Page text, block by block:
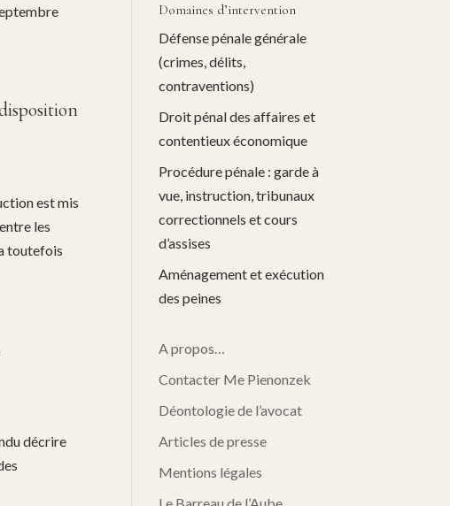
est mis
les
toutefois
décrire
Domaines d’intervention
Défense pénale générale
(crimes, délits,
contraventions)
Droit pénal des affaires et
contentieux économique
Procédure pénale : garde à
vue, instruction, tribunaux
correctionnels et cours
d’assises
Aménagement et exécution
des peines
A propos…
Contacter Me Pienonzek
Déontologie de l’avocat
Articles de presse
Mentions légales
Le Barreau de l’Aube